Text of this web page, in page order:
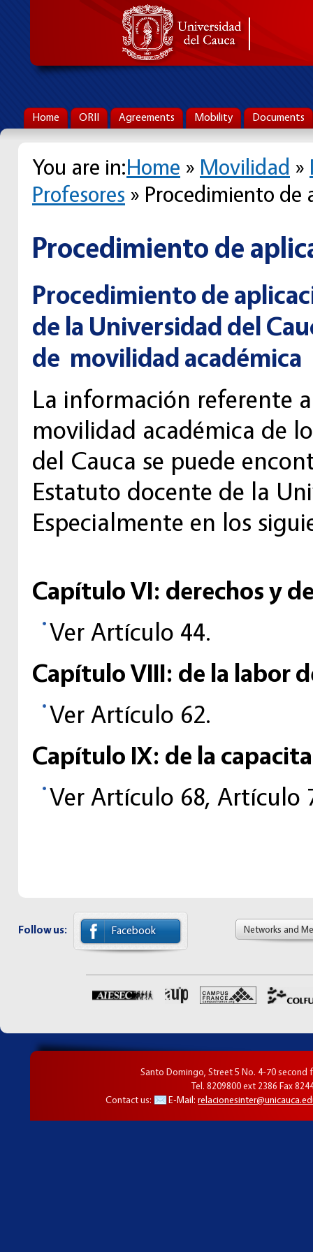
Home ORII Agreements Mobility Documents
You are in:Home » Movilidad »
Profesores » Procedimiento de
Procedimiento de
Procedimiento de
de la Universidad del
de movilidad académica
La información referente
movilidad académica de
del Cauca se puede
Estatuto docente de la
Especialmente en los
Capítulo VI: derechos y
Ver Artículo 44.
Capítulo VIII: de la labor
Ver Artículo 62.
Capítulo IX: de la
Ver Artículo 68, Artículo
Follow us: Facebook Networks and
Santo Domingo, Street 5 No. 4-70 second
Tel. 8209800 ext 2386 Fax
Contact us:
E-Mail: